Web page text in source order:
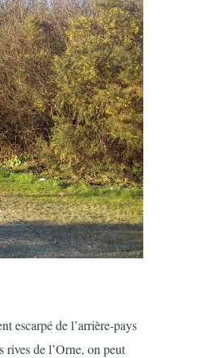
escarpé de l’arrière-pays
rives de l’Orne, on peut